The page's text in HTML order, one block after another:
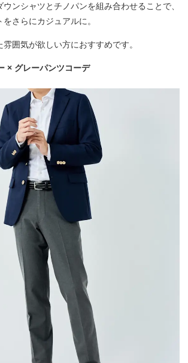
ンシャツとチノパンを組み合わせることで、
さらにカジュアルに。
囲気が欲しい方におすすめです。
× グレーパンツコーデ